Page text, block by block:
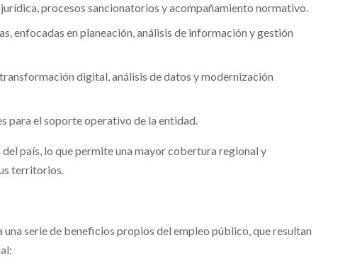
procesos sancionatorios y acompañamiento normativo.
enfocadas en planeación, análisis de información y gestión
digital, análisis de datos y modernización
para el soporte operativo de la entidad.
país, lo que permite una mayor cobertura regional y
territorios.
serie de beneficios propios del empleo público, que resultan